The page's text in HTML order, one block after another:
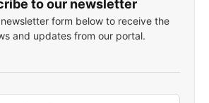
to our newsletter
form below to receive the
and updates from our portal.